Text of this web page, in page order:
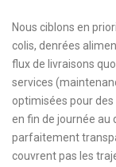
Nous ciblons en
colis, denrées
flux de livraisons
services
optimisées pour
en fin de journée au
parfaitement
couvrent pas les